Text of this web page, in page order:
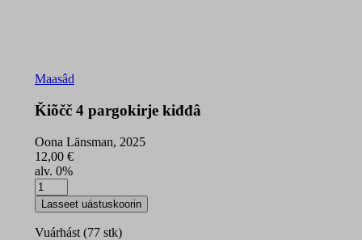
Maasâd
Ǩiõčč 4 pargokirje kiđđâ
Oona Länsman, 2025
12,00 €
alv. 0%
Ǩiõčč
4
pargokirje
kiđđâ
Lasseet uástuskoorin
Vuárhást (77 stk)